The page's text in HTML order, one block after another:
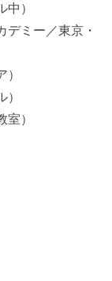
）
ミー／東京・
）